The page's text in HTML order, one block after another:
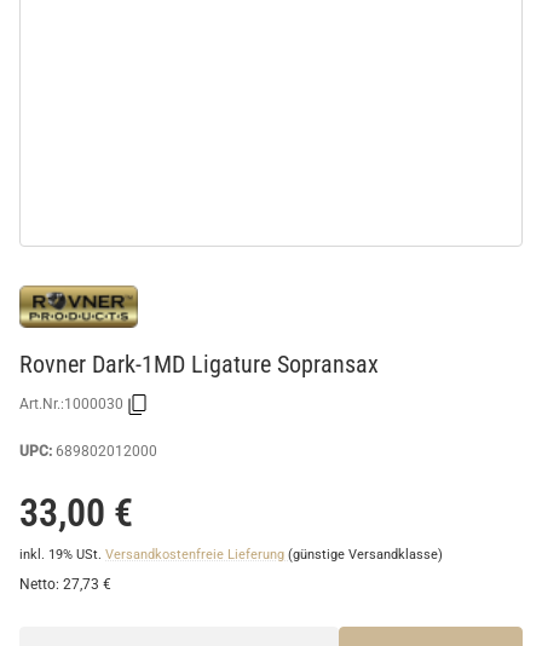
Rovner Dark-1MD Ligature Sopransax
Art.Nr.:1000030
UPC: 689802012000
33,00 €
inkl. 19% USt. Versandkostenfreie Lieferung (günstige Versandklasse)
Netto: 27,73 €